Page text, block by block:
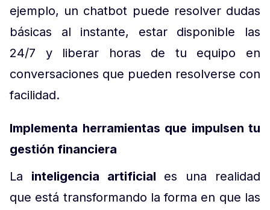
ejemplo, un chatbot puede resolver dudas
básicas al instante, estar disponible las
24/7 y liberar horas de tu equipo en
conversaciones que pueden resolverse con
facilidad.
Implementa herramientas que impulsen tu
gestión financiera
La inteligencia artificial es una realidad
que está transformando la forma en que las